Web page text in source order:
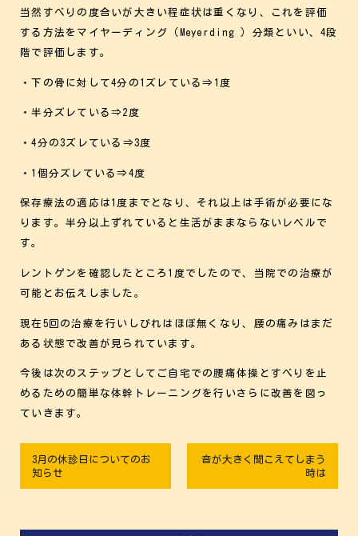
当然すべりの度合いが大きい程症状は重くなり、これを評価
する方法をマイヤーディング（Meyerding ）分類といい、4段
階で評価します。
・下の骨に対して4分の1ズレている⇒1度
・半分ズレている⇒2度
・4分の3ズレている⇒3度
・1個分ズレている⇒4度
保存療法の適応は1度までとなり、それ以上は手術が必要にな
ります。半分以上ずれていると生活がままならないレベルで
す。
レントゲンを確認したところ1度でしたので、当院での治療が
可能とお伝えしました。
現在5回の治療を行いしびれはほぼ無くなり、腰の痛みはまだ
ある状態で改善が見られています。
今後は次のステップとしてご自宅での腰痛体操とすべりを止
めるための簡単な体幹トレーニングを行いさらに改善を図っ
ていきます。
3月の休診日についてのお
知らせ
音が大きく聞こえてしまう
時は